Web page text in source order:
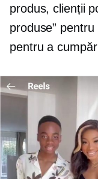
produs, clienții
produse”
pentru a